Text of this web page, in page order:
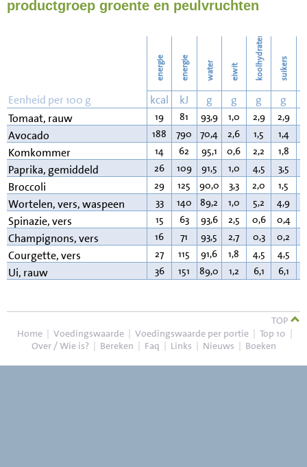
23
productgroep groente en peulvruchten
energie energie water eiwit koolhydraten suikers
Eenheid per 100 g kcal kJ g g g g
Tomaat, rauw
19 81 93,9 1,0 2,9 2,9
Avocado 188 790 70,4 2,6 1,5 1,4
Komkommer 14 62 95,1 0,6 2,2 1,8
Paprika, gemiddeld 26 109 91,5 1,0 4,5 3,5
Broccoli 29 125 90,0 3,3 2,0 1,5
Wortelen, vers, waspeen 33 140 89,2 1,0 5,2 4,9
Spinazie, vers 15 63 93,6 2,5 0,6 0,4
Champignons, vers 16 71 93,5 2,7 0,3 0,2
Courgette, vers 27 115 91,6 1,8 4,5 4,5
Ui, rauw 36 151 89,0 1,2 6,1 6,1
TOP
Home | Voedingswaarde | Voedingswaarde per portie | Top 10 |
Over / Wie is? | Bereken | Faq | Links | Nieuws | Boeken